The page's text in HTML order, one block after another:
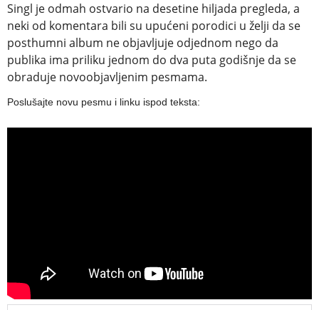
Singl je odmah ostvario na desetine hiljada pregleda, a
neki od komentara bili su upućeni porodici u želji da se
posthumni album ne objavljuje odjednom nego da
publika ima priliku jednom do dva puta godišnje da se
obraduje novoobjavljenim pesmama.
Poslušajte novu pesmu i linku ispod teksta: